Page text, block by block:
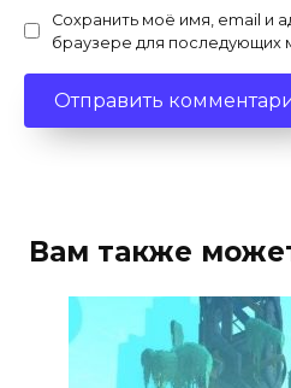
Сохранить моё имя, email и
браузере для последующих
Вам также